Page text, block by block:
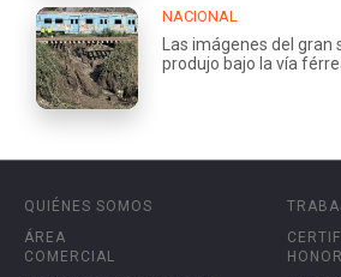
NACIONAL
Las imágenes del gran
produjo bajo la vía
QUIÉNES SOMOS
ÁREA
COMERCIAL